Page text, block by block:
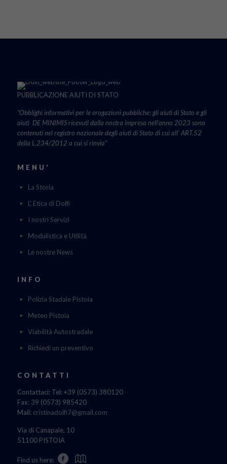
PUBBLICAZIONE AIUTI DI STATO
“Obblighi informativi per le erogazioni pubbliche: gli aiuti di Stato e gli
aiuti DE MINIMIS ricevuti dalla nostra impresa nell’anno 2023 sono
contenuti nel registro nazionale degli aiuti di Stato di cui all’ ART.52
della L.234/2012 a cui si rinvia“
MENU’
La Storia
L' Etica di Dolfi
I nostri Servizi
Modulistica e Utilità
Le nostre News
INFO
Polizia Stadale Pistoia
Meteo Pistoia
Viabilità Autostradale
Richiedi un preventivo
CONTATTI
Contattaci: Tel: +39 (0573) 380120
Fax: 39 (0573) 985420
Mail: cristinadolfi7@gmail.com
Via di Canapale, 10
51100 PISTOIA
Find us here: